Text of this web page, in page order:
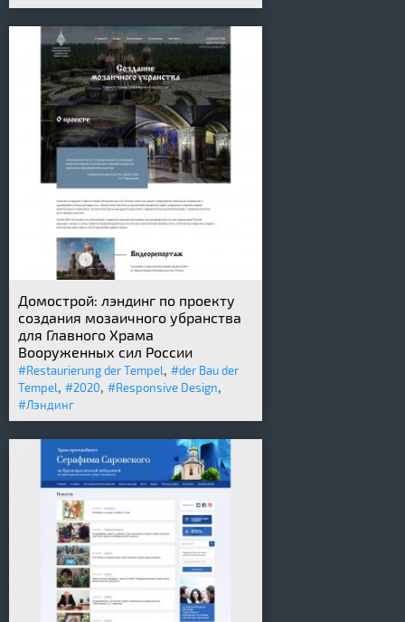
Домострой: лэндинг по проекту
создания мозаичного убранства
для Главного Храма
Вооруженных сил России
#Restaurierung der Tempel, #der Bau der
Tempel, #2020, #Responsive Design,
#Лэндинг